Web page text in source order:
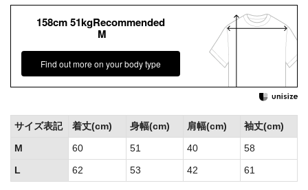
サイズ表記 着丈(cm) 身幅(cm) 肩幅(cm)
袖丈(cm)
M
60 51 40
58
L
62 53 42 61
158cm 51kgRecommended
M
Find out more on your body type